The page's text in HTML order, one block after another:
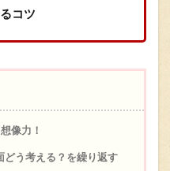
コツ
像力！
どう考える？を繰り返す